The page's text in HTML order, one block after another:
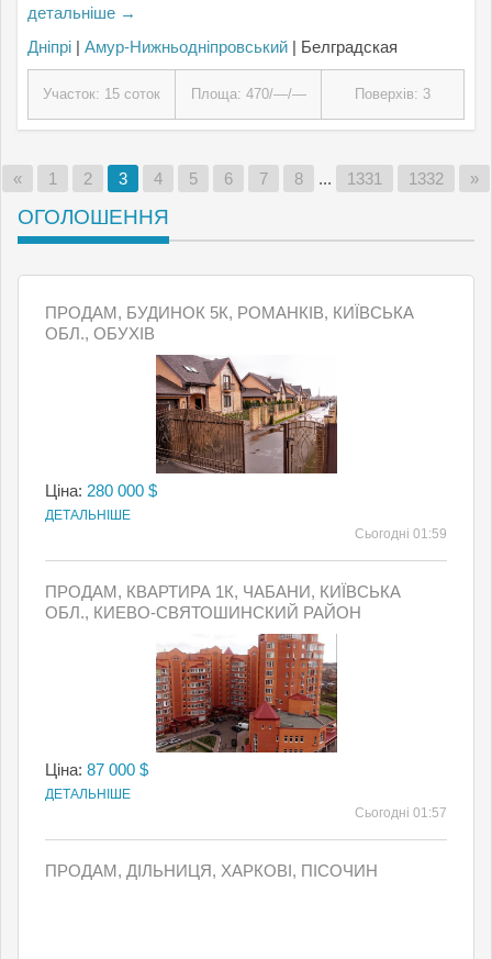
детальніше →
Дніпрі | Амур-Нижньодніпровський | Белградская
Участок: 15 соток Площа: 470/—/— Поверхів: 3
« 1 2 3 4 5 6 7 8 ... 1331 1332 »
ОГОЛОШЕННЯ
ПРОДАМ, БУДИНОК 5К, РОМАНКІВ, КИЇВСЬКА
ОБЛ., ОБУХІВ
Ціна: 280 000 $
ДЕТАЛЬНІШЕ
Сьогодні 01:59
ПРОДАМ, КВАРТИРА 1К, ЧАБАНИ, КИЇВСЬКА
ОБЛ., КИЕВО-СВЯТОШИНСКИЙ РАЙОН
Ціна: 87 000 $
ДЕТАЛЬНІШЕ
Сьогодні 01:57
ПРОДАМ, ДІЛЬНИЦЯ, ХАРКОВІ, ПІСОЧИН